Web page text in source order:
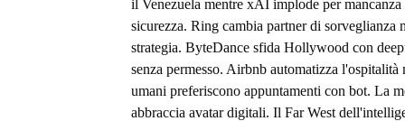
il Venezuela mentre xAI implode per mancanza
sicurezza. Ring cambia partner di sorveglianza
strategia. ByteDance sfida Hollywood con
senza permesso. Airbnb automatizza l'ospitalità
umani preferiscono appuntamenti con bot. La
abbraccia avatar digitali. Il Far West